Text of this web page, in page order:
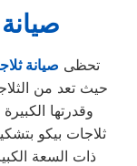
تحظى صيانة
حيث تعد من
وقدرتها
ثلاجات بيكو
ذات السعة